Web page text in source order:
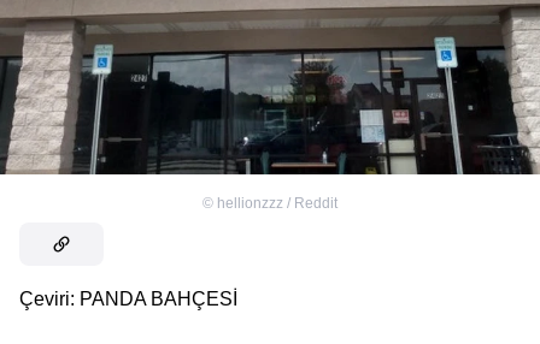
© hellionzzz / Reddit
Çeviri: PANDA BAHÇESİ